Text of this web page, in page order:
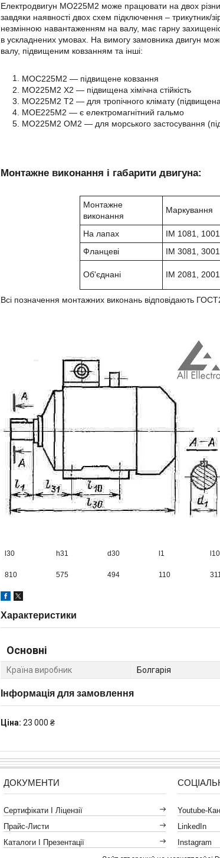
Електродвигун МО225М2 може працювати на двох
завдяки наявності двох схем підключення – трикутник/
незмінною навантаженням на валу, має гарну
в ускладнених умовах. На вимогу замовника двигун
валу, підвищеним ковзанням та інші:
МОС225М2 ― підвищене ковзання
МО225М2 Х2 ― підвищена хімічна стійкість
МО225М2 Т2 ― для тропічного клімату (підвищена
МОЕ225М2 ― є електромагнітний гальмо
МО225М2 ОМ2 ― для морського застосування
Монтажне виконання і габарити двигуна:
Монтажне
виконання
Маркування
На лапах IM 1081,
Фланцеві
IM 3081,
Об'єднані IM 2081,
Всі позначення монтажних виконань відповідають
l30 h31 d30 l1 l10
810 575 494 110
Характеристики
Основні
Країна виробник Болгарія
Інформація для замовлення
Ціна: 23 000 ₴
ДОКУМЕНТИ
Сертифікати І Ліцензії
Прайс-Листи
Каталоги І Презентації
Youtube-
LinkedIn
Instagram